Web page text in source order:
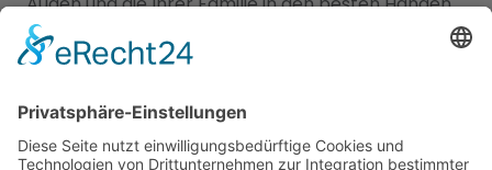
sind.
Jetzt Augenarzt finden!